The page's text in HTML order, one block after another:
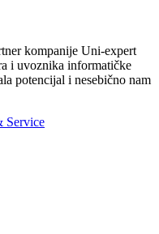
kompanije Uni-expert
i uvoznika informatičke
potencijal i nesebično nam
Service